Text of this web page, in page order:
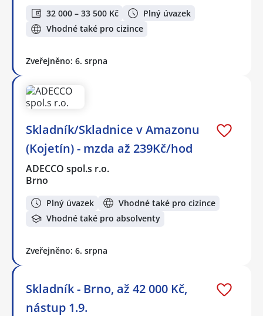
32 000 – 33 500 Kč
Plný úvazek
Vhodné také pro cizince
Zveřejněno: 6. srpna
Skladník/Skladnice v Amazonu
(Kojetín) - mzda až 239Kč/hod
ADECCO spol.s r.o.
Brno
Plný úvazek
Vhodné také pro cizince
Vhodné také pro absolventy
Zveřejněno: 6. srpna
Skladník - Brno, až 42 000 Kč,
nástup 1.9.